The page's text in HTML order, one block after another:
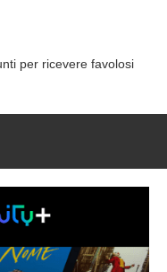
per ricevere favolosi